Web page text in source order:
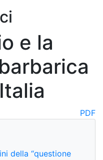
e la
PDF
della “questione